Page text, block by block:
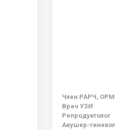
Член РАРЧ,
Врач УЗИ
Репродуктолог
Акушер-